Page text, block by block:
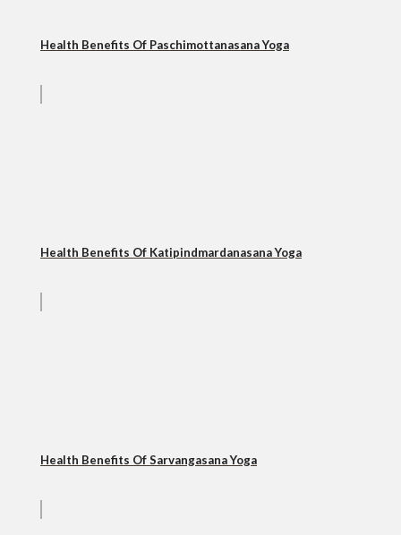
Health Benefits Of Paschimottanasana Yoga
Health Benefits Of Katipindmardanasana Yoga
Health Benefits Of Sarvangasana Yoga